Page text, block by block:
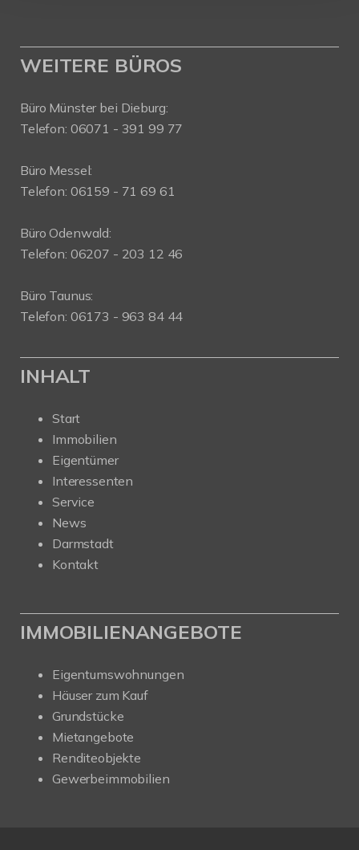
WEITERE BÜROS
Büro Münster bei Dieburg:
Telefon: 06071 - 391 99 77
Büro Messel:
Telefon: 06159 - 71 69 61
Büro Odenwald:
Telefon: 06207 - 203 12 46
Büro Taunus:
Telefon: 06173 - 963 84 44
INHALT
Start
Immobilien
Eigentümer
Interessenten
Service
News
Darmstadt
Kontakt
IMMOBILIENANGEBOTE
Eigentumswohnungen
Häuser zum Kauf
Grundstücke
Mietangebote
Renditeobjekte
Gewerbeimmobilien